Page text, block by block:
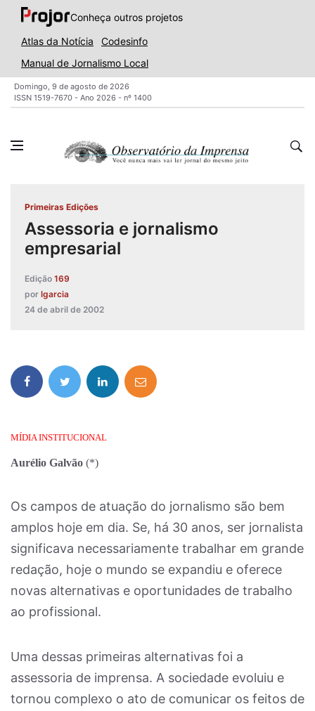
Conheça outros projetos
Atlas da Notícia
Codesinfo
Manual de Jornalismo Local
Domingo, 9 de agosto de 2026
ISSN 1519-7670 - Ano 2026 - nº 1400
Primeiras Edições
Assessoria e jornalismo
empresarial
Edição 169
por lgarcia
24 de abril de 2002
MÍDIA INSTITUCIONAL
Aurélio Galvão (*)
Os campos de atuação do jornalismo são bem
amplos hoje em dia. Se, há 30 anos, ser jornalista
significava necessariamente trabalhar em grande
redação, hoje o mundo se expandiu e oferece
novas alternativas e oportunidades de trabalho
ao profissional.
Uma dessas primeiras alternativas foi a
assessoria de imprensa. A sociedade evoluiu e
tornou complexo o ato de comunicar os feitos de